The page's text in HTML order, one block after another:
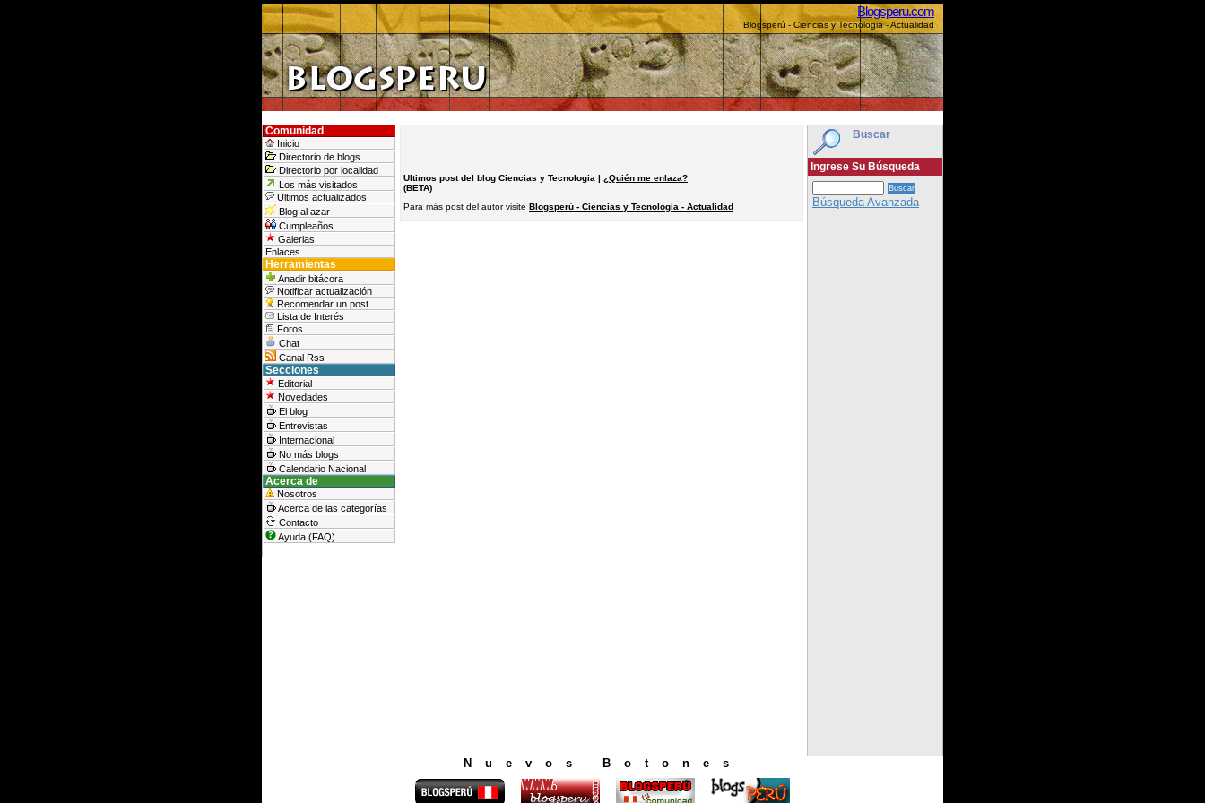
Blogsperu.com
Blogsperú - Ciencias y Tecnologia - Actualidad
Buscar
Ingrese Su Búsqueda
Búsqueda Avanzada
Comunidad
Inicio
Directorio de blogs
Directorio por localidad
Los más visitados
Ultimos actualizados
Blog al azar
Cumpleaños
Galerias
Enlaces
Herramientas
Anadir bitácora
Notificar actualización
Recomendar un post
Lista de Interés
Foros
Chat
Canal Rss
Secciones
Editorial
Novedades
El blog
Entrevistas
Internacional
No más blogs
Calendario Nacional
Acerca de
Nosotros
Acerca de las categorías
Contacto
Ayuda (FAQ)
Ultimos post del blog Ciencias y Tecnologia | ¿Quién me enlaza?
(BETA)
Para más post del autor visite Blogsperú - Ciencias y Tecnologia - Actualidad
Nuevos Botones